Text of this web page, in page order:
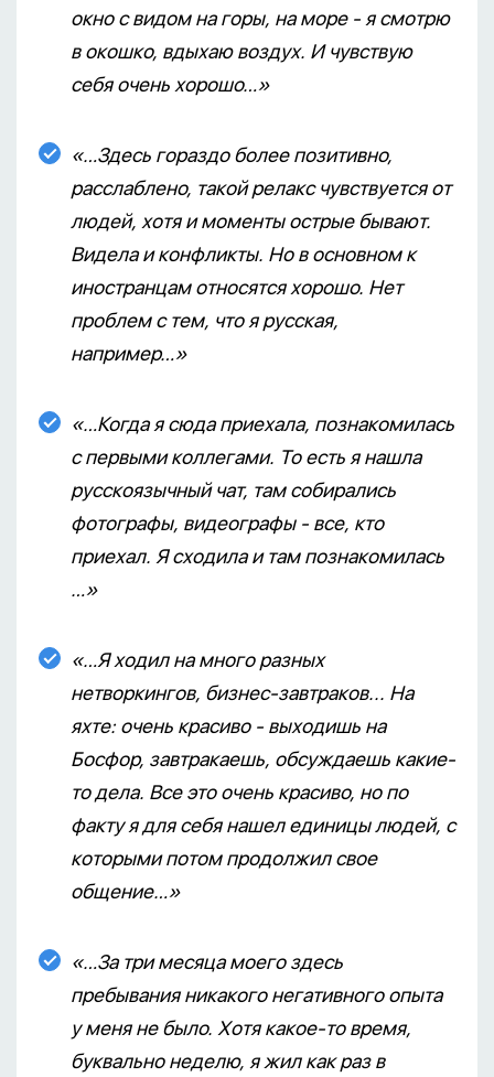
окно с видом на горы, на море - я смотрю
в окошко, вдыхаю воздух. И чувствую
себя очень хорошо…»
«…Здесь гораздо более позитивно,
расслаблено, такой релакс чувствуется от
людей, хотя и моменты острые бывают.
Видела и конфликты. Но в основном к
иностранцам относятся хорошо. Нет
проблем с тем, что я русская,
например…»
«…Когда я сюда приехала, познакомилась
с первыми коллегами. То есть я нашла
русскоязычный чат, там собирались
фотографы, видеографы - все, кто
приехал. Я сходила и там познакомилась
…»
«…Я ходил на много разных
нетворкингов, бизнес-завтраков... На
яхте: очень красиво - выходишь на
Босфор, завтракаешь, обсуждаешь какие-
то дела. Все это очень красиво, но по
факту я для себя нашел единицы людей, с
которыми потом продолжил свое
общение…»
«…За три месяца моего здесь
пребывания никакого негативного опыта
у меня не было. Хотя какое-то время,
буквально неделю, я жил как раз в